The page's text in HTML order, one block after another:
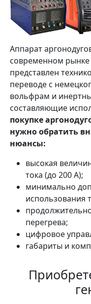
Аппарат
современном
представлен
переводе с
вольфрам и
составляющие
покупке
нужно обратить
нюансы:
высокая
тока (до 200 А);
минимально
использования
перегрева;
цифровое
габариты и